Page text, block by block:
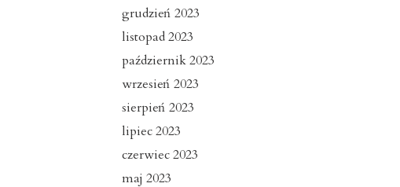
grudzień 2023
listopad 2023
październik 2023
wrzesień 2023
sierpień 2023
lipiec 2023
czerwiec 2023
maj 2023